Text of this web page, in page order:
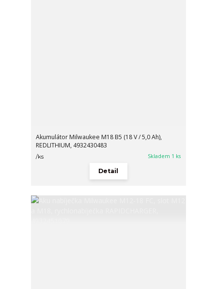
Akumulátor Milwaukee M18 B5 (18 V / 5,0 Ah),
REDLITHIUM, 4932430483
/ks Skladem 1 ks
Detail